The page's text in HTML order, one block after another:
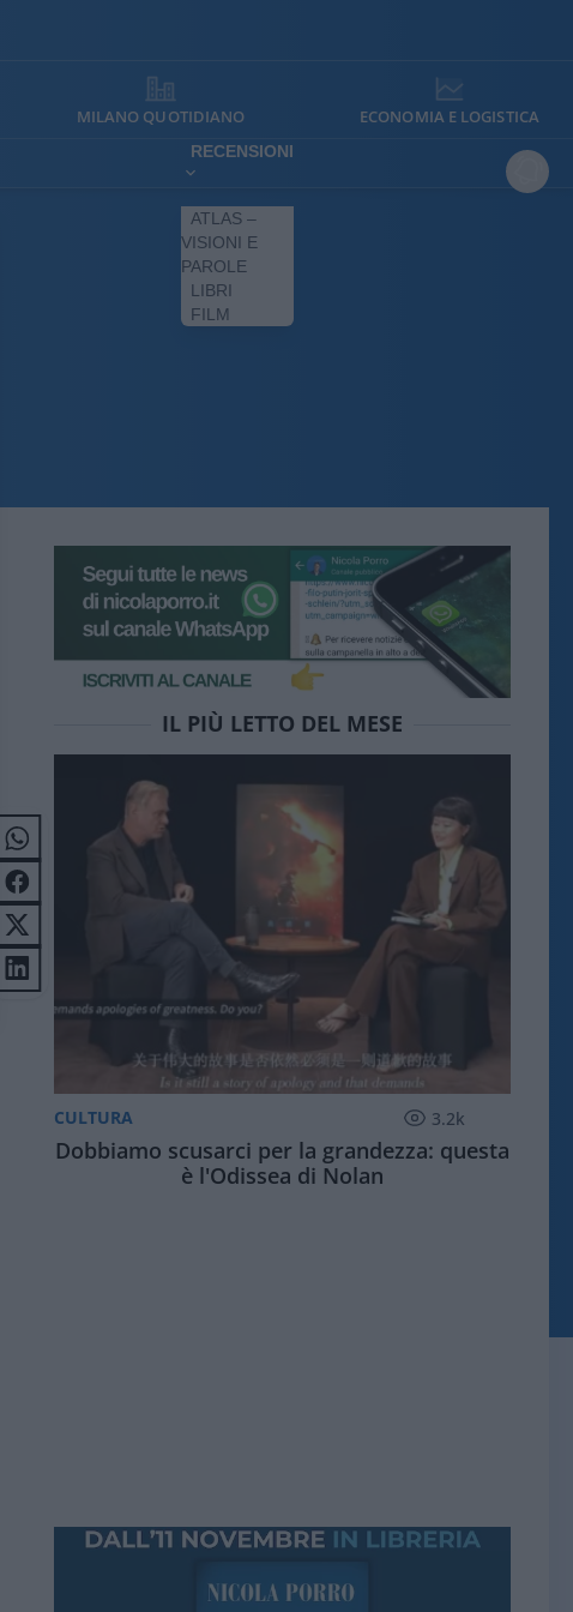
MILANO QUOTIDIANO ECONOMIA E LOGISTICA
RECENSIONI
ATLAS –
VISIONI E
PAROLE
LIBRI
FILM
IL PIÙ LETTO DEL MESE
CULTURA 3.2k
Dobbiamo scusarci per la grandezza: questa
è l'Odissea di Nolan